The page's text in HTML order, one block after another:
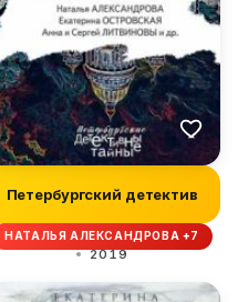
Петербургский детектив
НАТАЛЬЯ АЛЕКСАНДРОВА +7
2019